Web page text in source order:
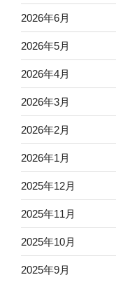
2026年6月
2026年5月
2026年4月
2026年3月
2026年2月
2026年1月
2025年12月
2025年11月
2025年10月
2025年9月